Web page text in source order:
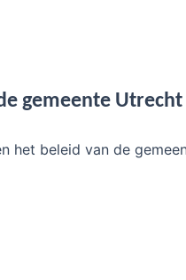
gemeente Utrecht
het beleid van de